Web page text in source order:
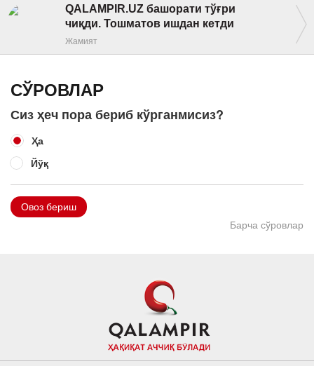
QALAMPIR.UZ башорати тўғри
чиқди. Тошматов ишдан кетди
Жамият
СЎРОВЛАР
Сиз ҳеч пора бериб кўрганмисиз?
Ҳа
Йўқ
Овоз бериш
Барча сўровлар